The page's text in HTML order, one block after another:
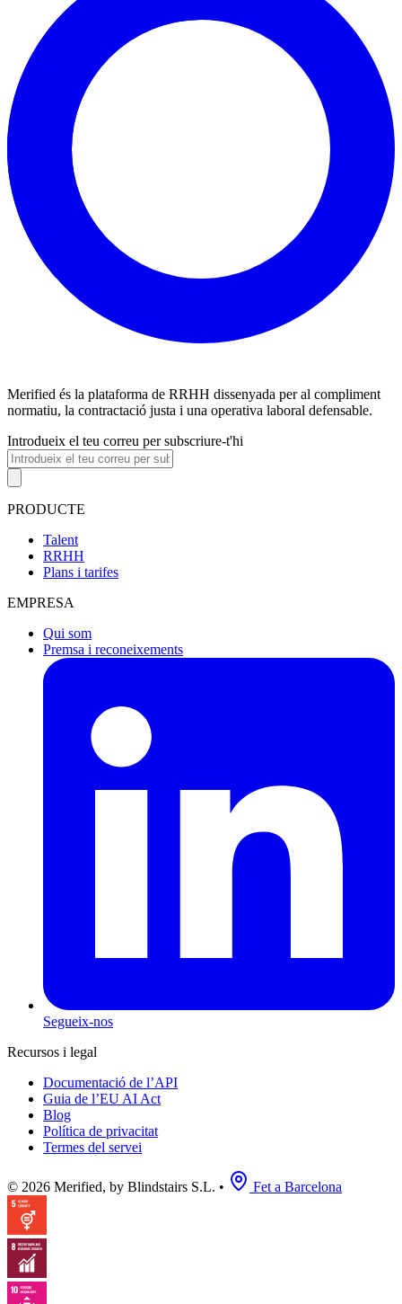
Merified és la plataforma de RRHH dissenyada per al compliment
normatiu, la contractació justa i una operativa laboral defensable.
Introdueix el teu correu per subscriure-t'hi
PRODUCTE
Talent
RRHH
Plans i tarifes
EMPRESA
Qui som
Premsa i reconeixements
Segueix-nos
Recursos i legal
Documentació de l’API
Guia de l’EU AI Act
Blog
Política de privacitat
Termes del servei
© 2026 Merified, by Blindstairs S.L. • Fet a Barcelona